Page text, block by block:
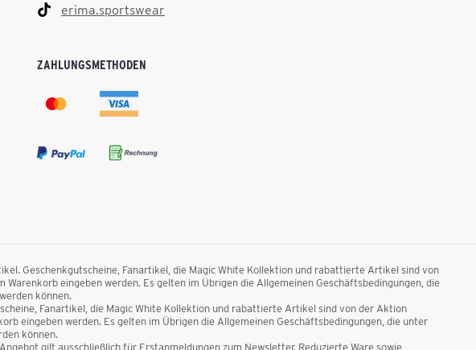
erima.sportswear
ZAHLUNGSMETHODEN
Geschenkgutscheine, Fanartikel, die Magic White Kollektion und rabattierte Artikel sind von
eingeben werden. Es gelten im Übrigen die Allgemeinen Geschäftsbedingungen, die
können.
Fanartikel, die Magic White Kollektion und rabattierte Artikel sind von der Aktion
eingeben werden. Es gelten im Übrigen die Allgemeinen Geschäftsbedingungen, die unter
können.
gilt ausschließlich für Erstanmeldungen zum Newsletter. Reduzierte Ware sowie